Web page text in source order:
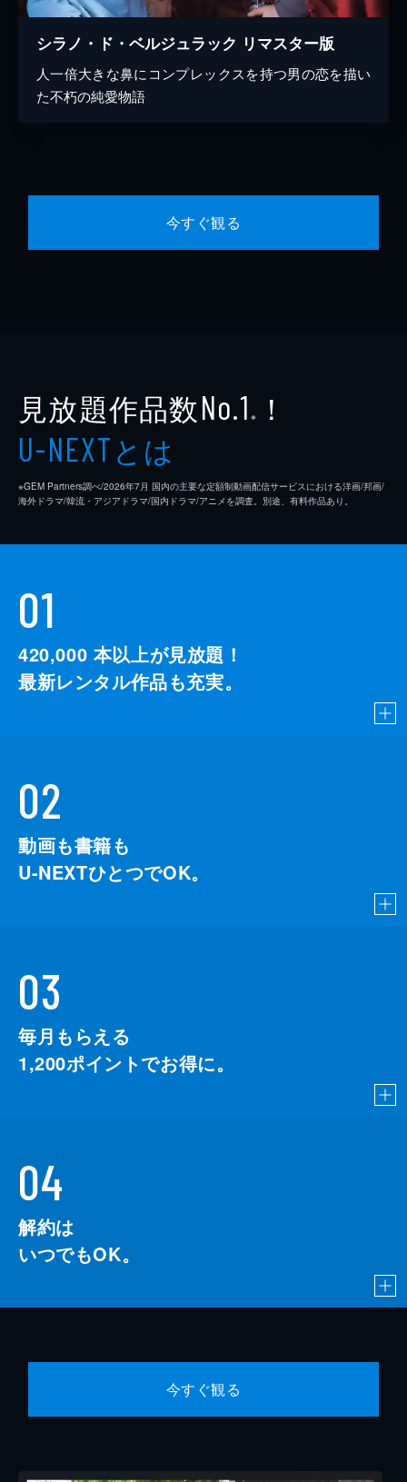
シラノ・ド・ベルジュラック リマスター版
人一倍大きな鼻にコンプレックスを持つ男の恋を描い
た不朽の純愛物語
今すぐ観る
見放題作品数No.1 ※ ！
U-NEXTとは
※GEM Partners調べ/2026年7⽉ 国内の主要な定額制動画配信サービスにおける洋画/邦画/
海外ドラマ/韓流・アジアドラマ/国内ドラマ/アニメを調査。別途、有料作品あり。
01
420,000 本以上が見放題！
最新レンタル作品も充実。
02
動画も書籍も
U-NEXTひとつでOK。
03
毎月もらえる
1,200ポイントでお得に。
04
解約は
いつでもOK。
今すぐ観る